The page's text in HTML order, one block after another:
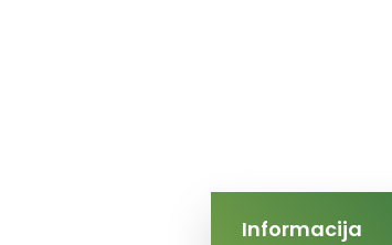
Informacija